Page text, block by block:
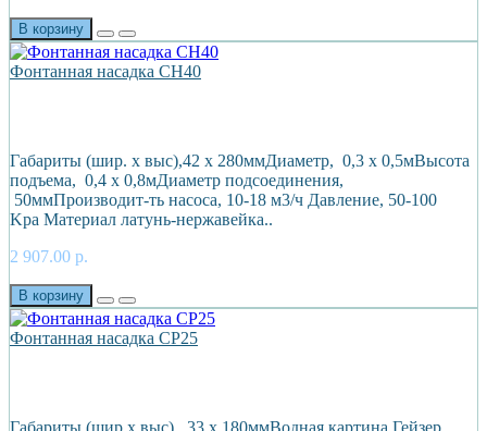
В корзину
Фонтанная насадка CH40
Габариты (шир. х выс),42 х 280ммДиаметр, 0,3 х 0,5мВысота
подъема, 0,4 х 0,8мДиаметр подсоединения,
50ммПроизводит-ть насоса, 10-18 м3/ч Давление, 50-100
Kpa Материал латунь-нержавейка..
2 907.00 р.
В корзину
Фонтанная насадка CP25
Габариты (шир х выс), 33 х 180ммВодная картина Гейзер